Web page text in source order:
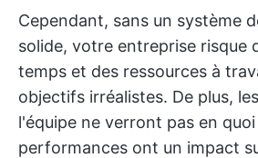
Cependant, sans un système
solide, votre entreprise risque
temps et des ressources à
objectifs irréalistes. De plus,
l'équipe ne verront pas en
performances ont un impact